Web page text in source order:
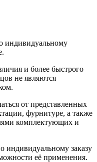
индивидуальному
и более быстрого
не являются
от представленных
фурнитуре, а также
комплектующих и
индивидуальному заказу
её применения.